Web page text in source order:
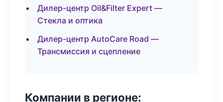
Дилер-центр Oil&Filter Expert —
Стекла и оптика
Дилер-центр AutoCare Road —
Трансмиссия и сцепление
Компании в регионе: